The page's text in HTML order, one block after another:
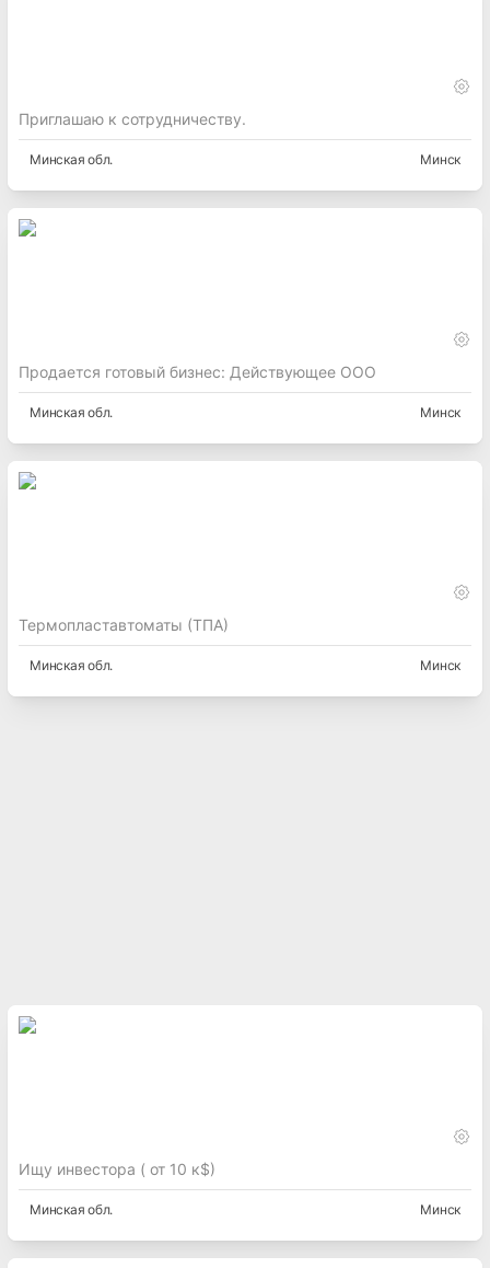
Приглашаю к сотрудничеству.
Минская обл. Минск
Продается готовый бизнес: Действующее ООО
Минская обл. Минск
Термопластавтоматы (ТПА)
Минская обл. Минск
Ищу инвестора ( от 10 к$)
Минская обл. Минск